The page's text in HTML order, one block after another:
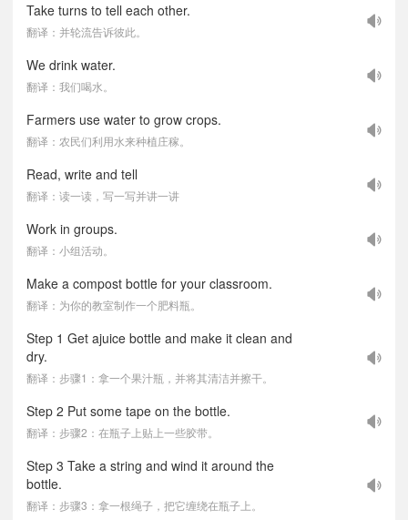
Take turns to tell each other.
翻译：并轮流告诉彼此。
We drink water.
翻译：我们喝水。
Farmers use water to grow crops.
翻译：农民们利用水来种植庄稼。
Read, write and tell
翻译：读一读，写一写并讲一讲
Work in groups.
翻译：小组活动。
Make a compost bottle for your classroom.
翻译：为你的教室制作一个肥料瓶。
Step 1 Get ajuice bottle and make it clean and
dry.
翻译：步骤1：拿一个果汁瓶，并将其清洁并擦干。
Step 2 Put some tape on the bottle.
翻译：步骤2：在瓶子上贴上一些胶带。
Step 3 Take a string and wind it around the
bottle.
翻译：步骤3：拿一根绳子，把它缠绕在瓶子上。